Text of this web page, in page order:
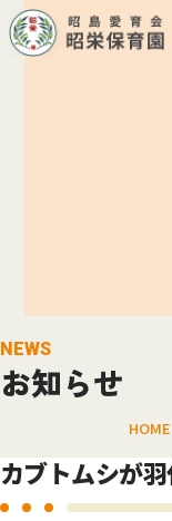
NEWS
お知らせ
HOME
カブトムシが